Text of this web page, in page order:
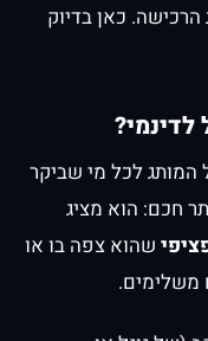
רק 3 יסיימו את הרכישה. כאן בדיוק
לדינמי?
המותג לכל מי שביקר
חכם: הוא מציג
שהוא צפה בו או
משלימים.